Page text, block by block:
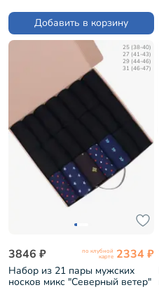
Добавить в корзину
25 (38-40)
27 (41-43)
29 (44-46)
31 (46-47)
3846 ₽ по клубной
карте 2334 ₽
Набор из 21 пары мужских
носков микс "Северный ветер"